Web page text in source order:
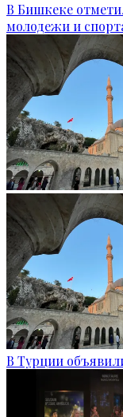
В Бишкеке
молодежи и
В Турции